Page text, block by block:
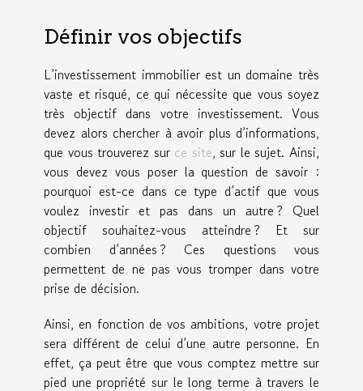
Définir vos objectifs
L’investissement immobilier est un domaine très
vaste et risqué, ce qui nécessite que vous soyez
très objectif dans votre investissement. Vous
devez alors chercher à avoir plus d’informations,
que vous trouverez sur ce site, sur le sujet. Ainsi,
vous devez vous poser la question de savoir :
pourquoi est-ce dans ce type d’actif que vous
voulez investir et pas dans un autre ? Quel
objectif souhaitez-vous atteindre ? Et sur
combien d’années ? Ces questions vous
permettent de ne pas vous tromper dans votre
prise de décision.
Ainsi, en fonction de vos ambitions, votre projet
sera différent de celui d’une autre personne. En
effet, ça peut être que vous comptez mettre sur
pied une propriété sur le long terme à travers le